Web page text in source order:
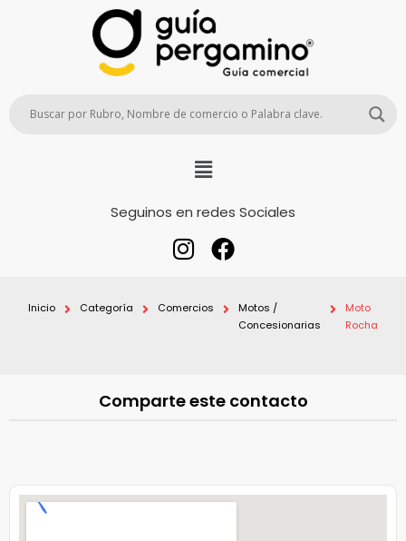
Seguinos en redes Sociales
Inicio Categoría Comercios
Motos /
Concesionarias
Moto
Rocha
Comparte este contacto